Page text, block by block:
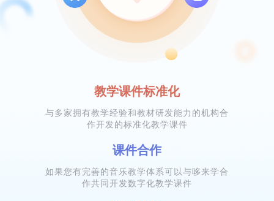
教学课件标准化
与多家拥有教学经验和教材研发能力的机构合
作开发的标准化教学课件
课件合作
如果您有完善的音乐教学体系可以与哆来学合
作共同开发数字化教学课件